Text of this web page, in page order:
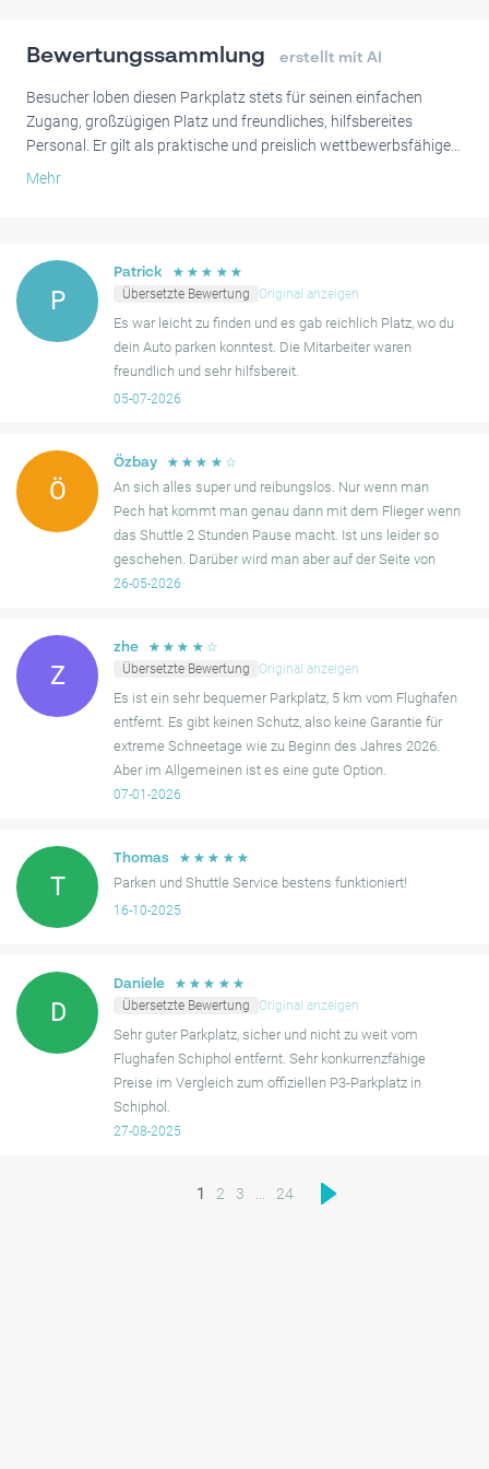
Bewertungssammlung erstellt mit AI
Besucher loben diesen Parkplatz stets für seinen einfachen
Zugang, großzügigen Platz und freundliches, hilfsbereites
Personal. Er gilt als praktische und preislich wettbewerbsfähige
Option in unmittelbarer Nähe zum Flughafen Schiphol.
sowie eingeschränkte nächtliche Betriebszeiten, was eine
gewisse Planung empfiehlt.
Insgesamt bietet das Parken beim Renaissance Amsterdam
Airport Hotel eine verlässliche und gut erreichbare Lösung für
Mehr
P
Patrick ☆ ☆ ☆ ☆ ☆
Übersetzte Bewertung
Original anzeigen
Es war leicht zu finden und es gab reichlich Platz, wo du
dein Auto parken konntest. Die Mitarbeiter waren
freundlich und sehr hilfsbereit.
05-07-2026
Ö
Özbay ☆ ☆ ☆ ☆ ☆
An sich alles super und reibungslos. Nur wenn man
Pech hat kommt man genau dann mit dem Flieger wenn
das Shuttle 2 Stunden Pause macht. Ist uns leider so
geschehen. Darüber wird man aber auf der Seite von
mobypark informiert.
26-05-2026
Z
zhe ☆ ☆ ☆ ☆ ☆
Übersetzte Bewertung
Original anzeigen
Es ist ein sehr bequemer Parkplatz, 5 km vom Flughafen
entfernt. Es gibt keinen Schutz, also keine Garantie für
extreme Schneetage wie zu Beginn des Jahres 2026.
Aber im Allgemeinen ist es eine gute Option.
07-01-2026
T
Thomas ☆ ☆ ☆ ☆ ☆
Parken und Shuttle Service bestens funktioniert!
16-10-2025
D
Daniele ☆ ☆ ☆ ☆ ☆
Übersetzte Bewertung
Original anzeigen
Sehr guter Parkplatz, sicher und nicht zu weit vom
Flughafen Schiphol entfernt. Sehr konkurrenzfähige
Preise im Vergleich zum offiziellen P3-Parkplatz in
Schiphol.
27-08-2025
1 2 3 24